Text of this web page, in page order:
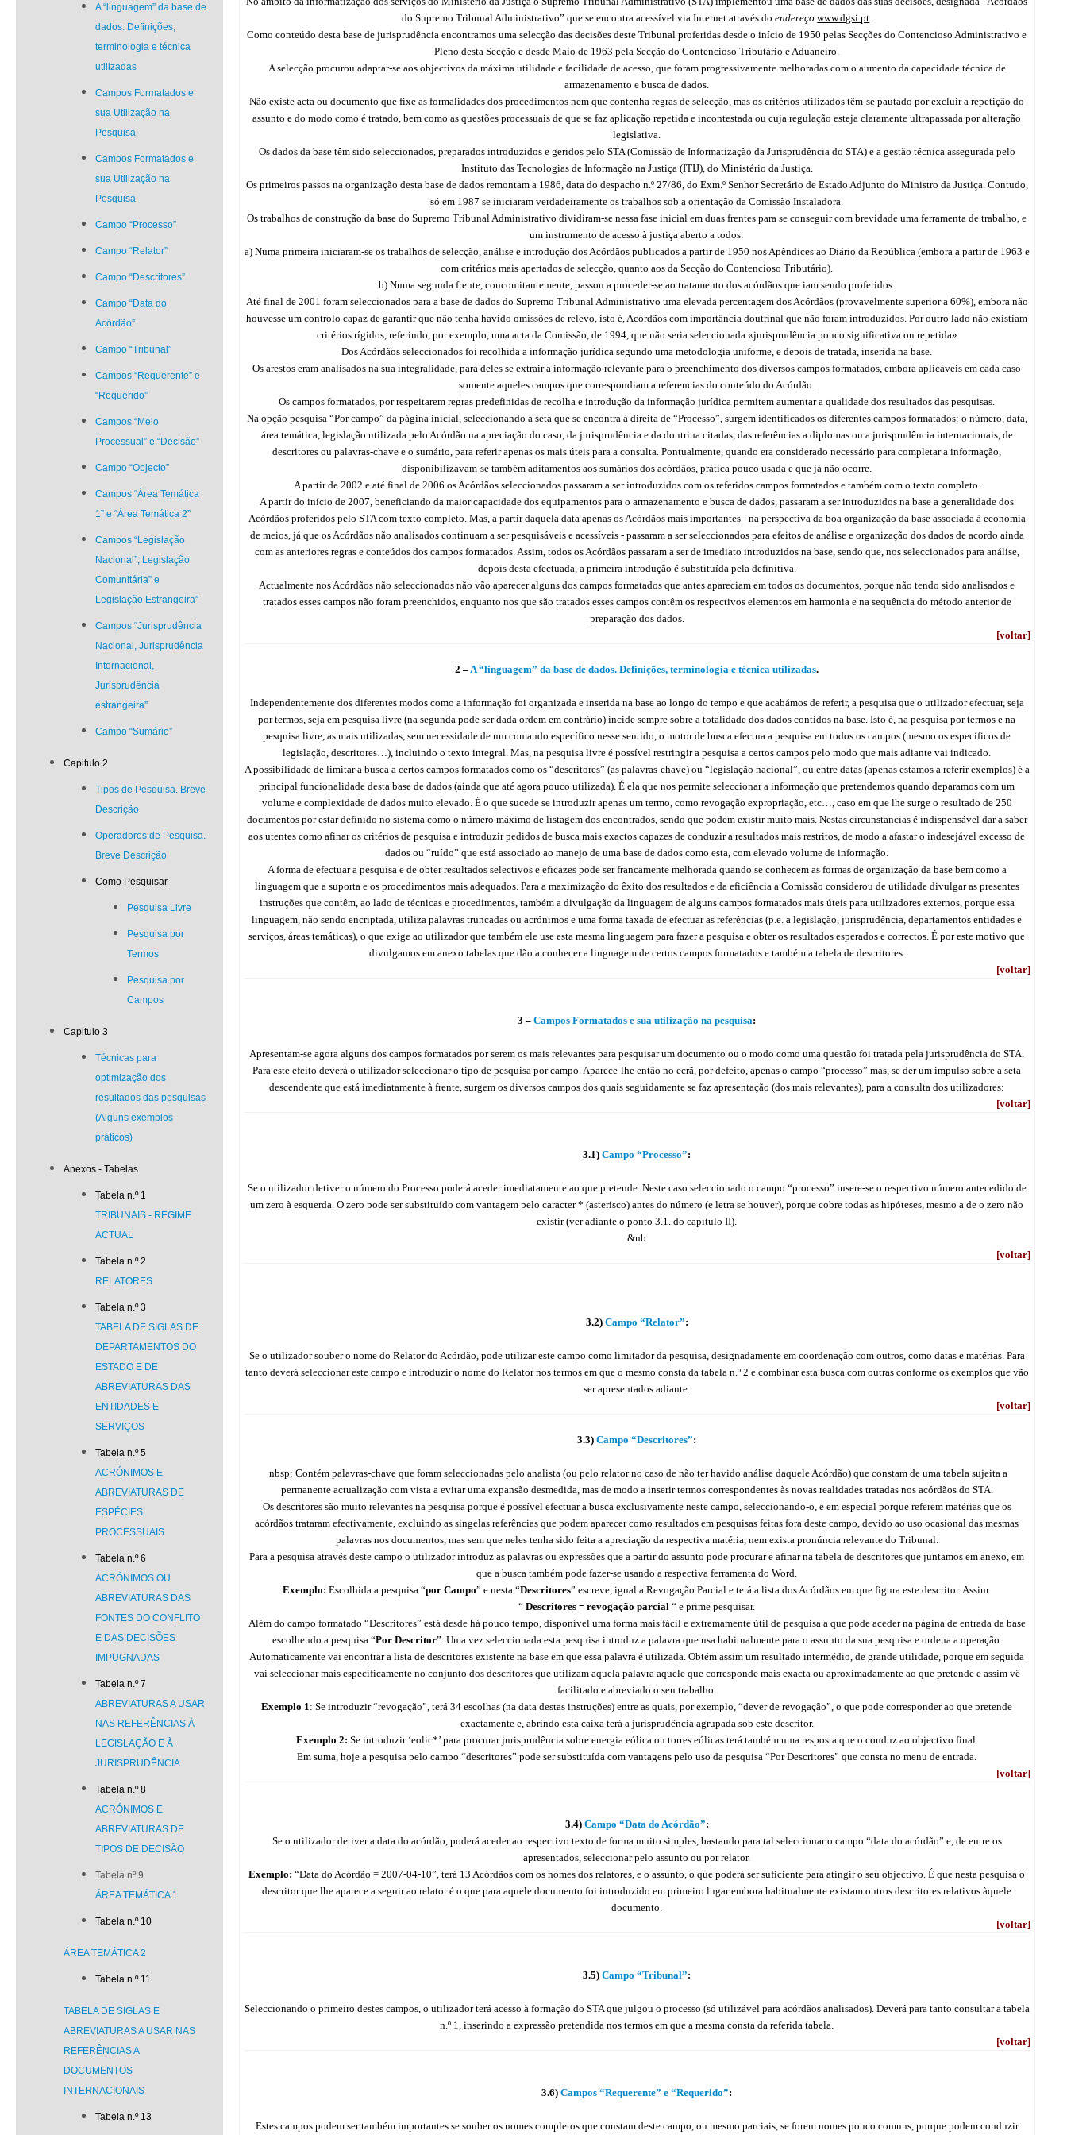
A “linguagem” da base de
dados. Definições,
terminologia e técnica
utilizadas
Campos Formatados e
sua Utilização na
Pesquisa
Campos Formatados e
sua Utilização na
Pesquisa
Campo “Processo”
Campo “Relator”
Campo “Descritores”
Campo “Data do
Acórdão”
Campo “Tribunal”
Campos “Requerente” e
“Requerido”
Campos “Meio
Processual” e “Decisão”
Campo “Objecto”
Campos “Área Temática
1” e “Área Temática 2”
Campos “Legislação
Nacional”, Legislação
Comunitária” e
Legislação Estrangeira”
Campos “Jurisprudência
Nacional, Jurisprudência
Internacional,
Jurisprudência
estrangeira”
Campo “Sumário”
Capitulo 2
Tipos de Pesquisa. Breve
Descrição
Operadores de Pesquisa.
Breve Descrição
Como Pesquisar
Pesquisa Livre
Pesquisa por
Termos
Pesquisa por
Campos
Capitulo 3
Técnicas para
optimização dos
resultados das pesquisas
(Alguns exemplos
práticos)
Anexos - Tabelas
Tabela n.º 1
TRIBUNAIS - REGIME
ACTUAL
Tabela n.º 2
RELATORES
Tabela n.º 3
TABELA DE SIGLAS DE
DEPARTAMENTOS DO
ESTADO E DE
ABREVIATURAS DAS
ENTIDADES E
SERVIÇOS
Tabela n.º 5
ACRÓNIMOS E
ABREVIATURAS DE
ESPÉCIES
PROCESSUAIS
Tabela n.º 6
ACRÓNIMOS OU
ABREVIATURAS DAS
FONTES DO CONFLITO
E DAS DECISÕES
IMPUGNADAS
Tabela n.º 7
ABREVIATURAS A USAR
NAS REFERÊNCIAS À
LEGISLAÇÃO E À
JURISPRUDÊNCIA
Tabela n.º 8
ACRÓNIMOS E
ABREVIATURAS DE
TIPOS DE DECISÃO
Tabela nº 9
ÁREA TEMÁTICA 1
Tabela n.º 10
ÁREA TEMÁTICA 2
Tabela n.º 11
TABELA DE SIGLAS E
ABREVIATURAS A USAR NAS
REFERÊNCIAS A
DOCUMENTOS
INTERNACIONAIS
Tabela n.º 13
do Supremo Tribunal Administrativo” que se encontra acessível via Internet através doendereçowww.dgsi.pt
Como conteúdo desta base de jurisprudência encontramos uma selecção das decisões deste Tribunal proferidas desde o início de 1950 pelas Secções do Contencioso Administrativo e
Pleno desta Secção e desde Maio de 1963 pela Secção do Contencioso Tributário e Aduaneiro.
A selecção procurou adaptar-se aos objectivos da máxima utilidade e facilidade de acesso, que foram progressivamente melhoradas com o aumento da capacidade técnica de
armazenamento e busca de dados.
Não existe acta ou documento que fixe as formalidades dos procedimentos nem que contenha regras de selecção, mas os critérios utilizados têm-se pautado por excluir a repetição do
assunto e do modo como é tratado, bem como as questões processuais de que se faz aplicação repetida e incontestada ou cuja regulação esteja claramente ultrapassada por alteração
legislativa.
Os dados da base têm sido seleccionados, preparados introduzidos e geridos pelo STA (Comissão de Informatização da Jurisprudência do STA) e a gestão técnica assegurada pelo
Instituto das Tecnologias de Informação na Justiça (ITIJ), do Ministério da Justiça.
Os primeiros passos na organização desta base de dados remontam a 1986, data do despacho n.º 27/86, do Exm.º Senhor Secretário de Estado Adjunto do Ministro da Justiça. Contudo,
só em 1987 se iniciaram verdadeiramente os trabalhos sob a orientação da Comissão Instaladora.
Os trabalhos de construção da base do Supremo Tribunal Administrativo dividiram-se nessa fase inicial em duas frentes para se conseguir com brevidade uma ferramenta de trabalho, e
um instrumento de acesso à justiça aberto a todos:
a) Numa primeira iniciaram-se os trabalhos de selecção, análise e introdução dos Acórdãos publicados a partir de 1950 nos Apêndices ao Diário da República (embora a partir de 1963 e
com critérios mais apertados de selecção, quanto aos da Secção do Contencioso Tributário).
b) Numa segunda frente, concomitantemente, passou a proceder-se ao tratamento dos acórdãos que iam sendo proferidos.
Até final de 2001 foram seleccionados para a base de dados do Supremo Tribunal Administrativo uma elevada percentagem dos Acórdãos (provavelmente superior a 60%), embora não
houvesse um controlo capaz de garantir que não tenha havido omissões de relevo, isto é, Acórdãos com importância doutrinal que não foram introduzidos. Por outro lado não existiam
critérios rígidos, referindo, por exemplo, uma acta da Comissão, de 1994, que não seria seleccionada «jurisprudência pouco significativa ou repetida»
Dos Acórdãos seleccionados foi recolhida a informação jurídica segundo uma metodologia uniforme, e depois de tratada, inserida na base.
Os arestos eram analisados na sua integralidade, para deles se extrair a informação relevante para o preenchimento dos diversos campos formatados, embora aplicáveis em cada caso
somente aqueles campos que correspondiam a referencias do conteúdo do Acórdão.
Os campos formatados, por respeitarem regras predefinidas de recolha e introdução da informação jurídica permitem aumentar a qualidade dos resultados das pesquisas.
Na opção pesquisa “Por campo” da página inicial, seleccionando a seta que se encontra à direita de “Processo”, surgem identificados os diferentes campos formatados: o número, data,
área temática, legislação utilizada pelo Acórdão na apreciação do caso, da jurisprudência e da doutrina citadas, das referências a diplomas ou a jurisprudência internacionais, de
descritores ou palavras-chave e o sumário, para referir apenas os mais úteis para a consulta. Pontualmente, quando era considerado necessário para completar a informação,
disponibilizavam-se também aditamentos aos sumários dos acórdãos, prática pouco usada e que já não ocorre.
A partir de 2002 e até final de 2006 os Acórdãos seleccionados passaram a ser introduzidos com os referidos campos formatados e também com o texto completo.
A partir do início de 2007, beneficiando da maior capacidade dos equipamentos para o armazenamento e busca de dados, passaram a ser introduzidos na base a generalidade dos
Acórdãos proferidos pelo STA com texto completo. Mas, a partir daquela data apenas os Acórdãos mais importantes - na perspectiva da boa organização da base associada à economia
de meios, já que os Acórdãos não analisados continuam a ser pesquisáveis e acessíveis - passaram a ser seleccionados para efeitos de análise e organização dos dados de acordo ainda
com as anteriores regras e conteúdos dos campos formatados. Assim, todos os Acórdãos passaram a ser de imediato introduzidos na base, sendo que, nos seleccionados para análise,
depois desta efectuada, a primeira introdução é substituída pela definitiva.
Actualmente nos Acórdãos não seleccionados não vão aparecer alguns dos campos formatados que antes apareciam em todos os documentos, porque não tendo sido analisados e
tratados esses campos não foram preenchidos, enquanto nos que são tratados esses campos contêm os respectivos elementos em harmonia e na sequência do método anterior de
preparação dos dados.
[voltar]
2 – A “linguagem” da base de dados. Definições, terminologia e técnica utilizadas.
Independentemente dos diferentes modos como a informação foi organizada e inserida na base ao longo do tempo e que acabámos de referir, a pesquisa que o utilizador efectuar, seja
por termos, seja em pesquisa livre (na segunda pode ser dada ordem em contrário) incide sempre sobre a totalidade dos dados contidos na base. Isto é, na pesquisa por termos e na
pesquisa livre, as mais utilizadas, sem necessidade de um comando específico nesse sentido, o motor de busca efectua a pesquisa em todos os campos (mesmo os específicos de
legislação, descritores…), incluindo o texto integral. Mas, na pesquisa livre é possível restringir a pesquisa a certos campos pelo modo que mais adiante vai indicado.
A possibilidade de limitar a busca a certos campos formatados como os “descritores” (as palavras-chave) ou “legislação nacional”, ou entre datas (apenas estamos a referir exemplos) é a
principal funcionalidade desta base de dados (ainda que até agora pouco utilizada). É ela que nos permite seleccionar a informação que pretendemos quando deparamos com um
volume e complexidade de dados muito elevado. É o que sucede se introduzir apenas um termo, como revogação expropriação, etc…, caso em que lhe surge o resultado de 250
documentos por estar definido no sistema como o número máximo de listagem dos encontrados, sendo que podem existir muito mais. Nestas circunstancias é indispensável dar a saber
aos utentes como afinar os critérios de pesquisa e introduzir pedidos de busca mais exactos capazes de conduzir a resultados mais restritos, de modo a afastar o indesejável excesso de
dados ou “ruído” que está associado ao manejo de uma base de dados como esta, com elevado volume de informação.
A forma de efectuar a pesquisa e de obter resultados selectivos e eficazes pode ser francamente melhorada quando se conhecem as formas de organização da base bem como a
linguagem que a suporta e os procedimentos mais adequados. Para a maximização do êxito dos resultados e da eficiência a Comissão considerou de utilidade divulgar as presentes
instruções que contêm, ao lado de técnicas e procedimentos, também a divulgação da linguagem de alguns campos formatados mais úteis para utilizadores externos, porque essa
linguagem, não sendo encriptada, utiliza palavras truncadas ou acrónimos e uma forma taxada de efectuar as referências (p.e. a legislação, jurisprudência, departamentos entidades e
serviços, áreas temáticas), o que exige ao utilizador que também ele use esta mesma linguagem para fazer a pesquisa e obter os resultados esperados e correctos. É por este motivo que
divulgamos em anexo tabelas que dão a conhecer a linguagem de certos campos formatados e também a tabela de descritores.
[voltar]
3 –Campos Formatados e sua utilização na pesquisa:
Apresentam-se agora alguns dos campos formatados por serem os mais relevantes para pesquisar um documento ou o modo como uma questão foi tratada pela jurisprudência do STA.
Para este efeito deverá o utilizador seleccionar o tipo de pesquisa por campo. Aparece-lhe então no ecrã, por defeito, apenas o campo “processo” mas, se der um impulso sobre a seta
descendente que está imediatamente à frente, surgem os diversos campos dos quais seguidamente se faz apresentação (dos mais relevantes), para a consulta dos utilizadores:
[voltar]
3.1)Campo “Processo”:
Se o utilizador detiver o número do Processo poderá aceder imediatamente ao que pretende. Neste caso seleccionado o campo “processo” insere-se o respectivo número antecedido de
um zero à esquerda. O zero pode ser substituído com vantagem pelo caracter * (asterisco) antes do número (e letra se houver), porque cobre todas as hipóteses, mesmo a de o zero não
existir (ver adiante o ponto 3.1. do capítulo II).
&nb
[voltar]
3.2) Campo “Relator”:
Se o utilizador souber o nome do Relator do Acórdão, pode utilizar este campo como limitador da pesquisa, designadamente em coordenação com outros, como datas e matérias. Para
tanto deverá seleccionar este campo e introduzir o nome do Relator nos termos em que o mesmo consta da tabela n.º 2 e combinar esta busca com outras conforme os exemplos que vão
ser apresentados adiante.
[voltar]
3.3)Campo “Descritores”:
nbsp; Contém palavras-chave que foram seleccionadas pelo analista (ou pelo relator no caso de não ter havido análise daquele Acórdão) que constam de uma tabela sujeita a
permanente actualização com vista a evitar uma expansão desmedida, mas de modo a inserir termos correspondentes às novas realidades tratadas nos acórdãos do STA.
Os descritores são muito relevantes na pesquisa porque é possível efectuar a busca exclusivamente neste campo, seleccionando-o, e em especial porque referem matérias que os
acórdãos trataram efectivamente, excluindo as singelas referências que podem aparecer como resultados em pesquisas feitas fora deste campo, devido ao uso ocasional das mesmas
palavras nos documentos, mas sem que neles tenha sido feita a apreciação da respectiva matéria, nem exista pronúncia relevante do Tribunal.
Para a pesquisa através deste campo o utilizador introduz as palavras ou expressões que a partir do assunto pode procurar e afinar na tabela de descritores que juntamos em anexo, em
que a busca também pode fazer-se usando a respectiva ferramenta do Word.
Exemplo: Escolhida a pesquisa “por Campo” e nesta “Descritores” escreve, igual a Revogação Parcial e terá a lista dos Acórdãos em que figura este descritor. Assim:
“Descritores = revogação parcial “ e prime pesquisar.
Além do campo formatado “Descritores” está desde há pouco tempo, disponível uma forma mais fácil e extremamente útil de pesquisa a que pode aceder na página de entrada da base
escolhendo a pesquisa “Por Descritor”. Uma vez seleccionada esta pesquisa introduz a palavra que usa habitualmente para o assunto da sua pesquisa e ordena a operação.
Automaticamente vai encontrar a lista de descritores existente na base em que essa palavra é utilizada. Obtém assim um resultado intermédio, de grande utilidade, porque em seguida
vai seleccionar mais especificamente no conjunto dos descritores que utilizam aquela palavra aquele que corresponde mais exacta ou aproximadamente ao que pretende e assim vê
facilitado e abreviado o seu trabalho.
Exemplo 1 : Se introduzir “revogação”, terá 34 escolhas (na data destas instruções) entre as quais, por exemplo, “dever de revogação”, o que pode corresponder ao que pretende
exactamente e, abrindo esta caixa terá a jurisprudência agrupada sob este descritor.
Exemplo 2: Se introduzir ‘eolic*’ para procurar jurisprudência sobre energia eólica ou torres eólicas terá também uma resposta que o conduz ao objectivo final.
Em suma, hoje a pesquisa pelo campo “descritores” pode ser substituída com vantagens pelo uso da pesquisa “Por Descritores” que consta no menu de entrada.
[voltar]
3.4) Campo “Data do Acórdão”:
Se o utilizador detiver a data do acórdão, poderá aceder ao respectivo texto de forma muito simples, bastando para tal seleccionar o campo “data do acórdão” e, de entre os
apresentados, seleccionar pelo assunto ou por relator.
Exemplo: “Data do Acórdão = 2007-04-10”, terá 13 Acórdãos com os nomes dos relatores, e o assunto, o que poderá ser suficiente para atingir o seu objectivo. É que nesta pesquisa o
descritor que lhe aparece a seguir ao relator é o que para aquele documento foi introduzido em primeiro lugar embora habitualmente existam outros descritores relativos àquele
documento.
[voltar]
3.5)Campo “Tribunal”:
Seleccionando o primeiro destes campos, o utilizador terá acesso à formação do STA que julgou o processo (só utilizável para acórdãos analisados). Deverá para tanto consultar a tabela
n.º 1, inserindo a expressão pretendida nos termos em que a mesma consta da referida tabela.
[voltar]
3.6)Campos “Requerente” e “Requerido”:
Estes campos podem ser também importantes se souber os nomes completos que constam deste campo, ou mesmo parciais, se forem nomes pouco comuns, porque podem conduzir